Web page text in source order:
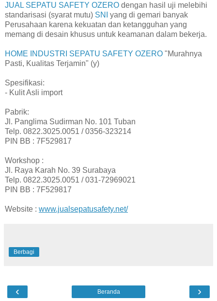
JUAL SEPATU SAFETY OZERO dengan hasil uji melebihi
standarisasi (syarat mutu) SNI
yang di gemari banyak
Perusahaan karena kekuatan dan ketangguhan yang
memang di desain khusus untuk keamanan dalam bekerja.
HOME INDUSTRI SEPATU SAFETY OZERO "Murahnya
Pasti, Kualitas Terjamin" (y)
Spesifikasi:
- Kulit Asli import
Pabrik:
Jl. Panglima Sudirman No. 101 Tuban
Telp. 0822.3025.0051 / 0356-323214
PIN BB : 7F529817
Workshop :
Jl. Raya Karah No. 39 Surabaya
Telp. 0822.3025.0051 / 031-72969021
PIN BB : 7F529817
Website : www.jualsepatusafety.net/
Berbagi
‹ ›
Beranda